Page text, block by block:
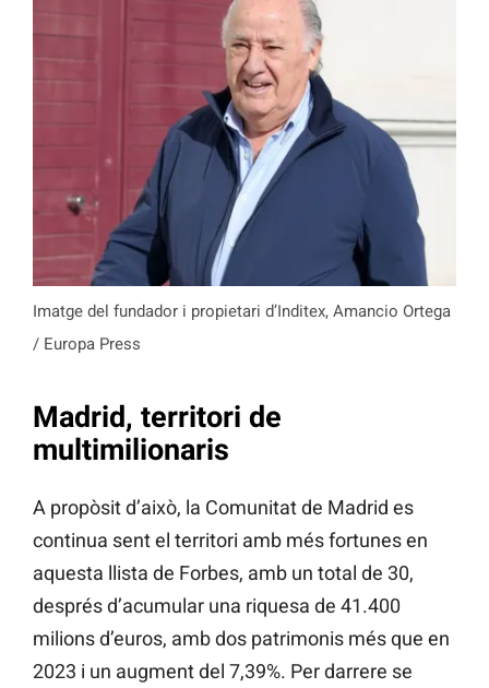
Imatge del fundador i propietari d’Inditex, Amancio Ortega
/ Europa Press
Madrid, territori de
multimilionaris
A propòsit d’això, la Comunitat de Madrid es
continua sent el territori amb més fortunes en
aquesta llista de Forbes, amb un total de 30,
després d’acumular una riquesa de 41.400
milions d’euros, amb dos patrimonis més que en
2023 i un augment del 7,39%. Per darrere se